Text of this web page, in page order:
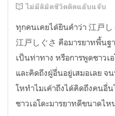
ไม่มีลิมิตชีวิตติดแอ๊บแจ๊บ
ทุกคนเคยได้ยินคำว่า 江戸
江戸しぐさ คือมารยาทพื้นฐ
เป็นท่าทาง หรือการพูดชาวเ
และคิดถึงผู้อื่นอยู่เสมอเลย จ
โหทำไมเค้าถึงได้คิดถึงคนอื่
ชาวเอโดะมารยาทดีขนาดไห